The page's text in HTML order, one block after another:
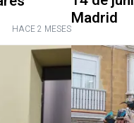
HACE 2 MESESMadrid